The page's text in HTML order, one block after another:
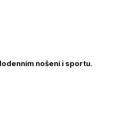
nošení i sportu.